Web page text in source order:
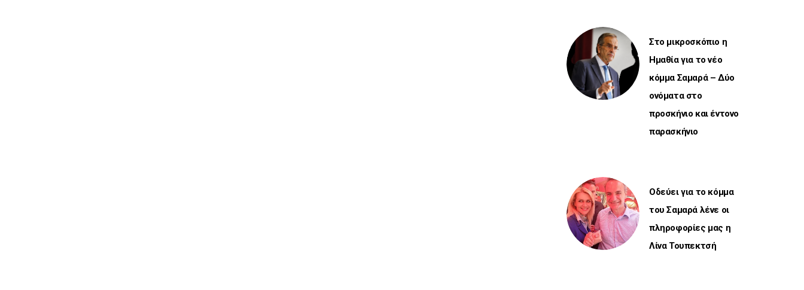
Στο μικροσκόπιο η
Ημαθία για το νέο
κόμμα Σαμαρά – Δύο
ονόματα στο
προσκήνιο και έντονο
παρασκήνιο
Οδεύει για το κόμμα
του Σαμαρά λένε οι
πληροφορίες μας η
Λίνα Τουπεκτσή